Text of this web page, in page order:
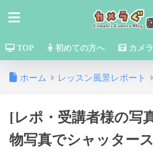
TOP 初めての方へ カメ
ホーム レッスン風景レポート
[レポ・受講者様の写
物写真でシャッター